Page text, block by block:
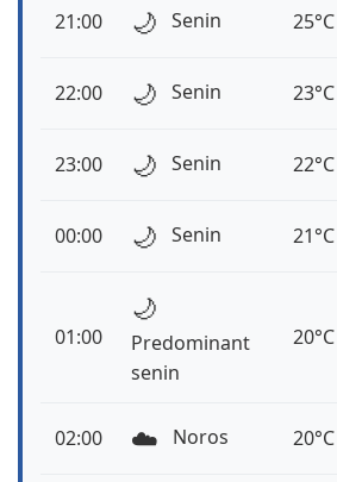
21:00 🌙 Senin 25°C
22:00 🌙 Senin 23°C
23:00 🌙 Senin 22°C
00:00 🌙 Senin 21°C
01:00
🌙
Predominant
senin
20°C
02:00 ☁️ Noros 20°C